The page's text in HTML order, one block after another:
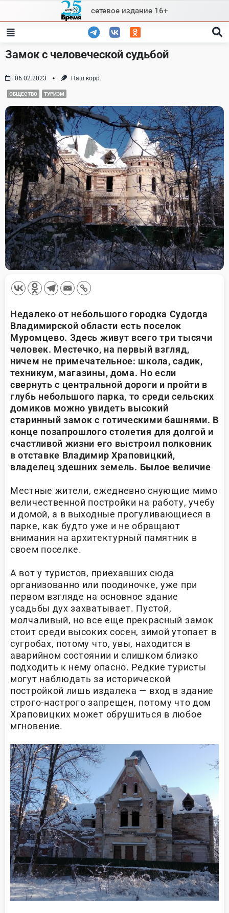
content
сетевое издание 16+
Замок с человеческой судьбой
06.02.2023 Наш корр.
ОБЩЕСТВО ТУРИЗМ
Недалеко от небольшого городка Судогда
Владимирской области есть поселок
Муромцево. Здесь живут всего три тысячи
человек. Местечко, на первый взгляд,
ничем не примечательное: школа, садик,
техникум, магазины, дома. Но если
свернуть с центральной дороги и пройти в
глубь небольшого парка, то среди сельских
домиков можно увидеть высокий
старинный замок с готическими башнями. В
конце позапрошлого столетия для долгой и
счастливой жизни его выстроил полковник
в отставке Владимир Храповицкий,
владелец здешних земель. Былое величие
Местные жители, ежедневно снующие мимо
величественной постройки на работу, учебу
и домой, а в выходные прогуливающиеся в
парке, как будто уже и не обращают
внимания на архитектурный памятник в
своем поселке.
А вот у туристов, приехавших сюда
организованно или поодиночке, уже при
первом взгляде на основное здание
усадьбы дух захватывает. Пустой,
молчаливый, но все еще прекрасный замок
стоит среди высоких сосен, зимой утопает в
сугробах, потому что, увы, находится в
аварийном состоянии и слишком близко
подходить к нему опасно. Редкие туристы
могут наблюдать за исторической
постройкой лишь издалека — вход в здание
строго-настрого запрещен, потому что дом
Храповицких может обрушиться в любое
мгновение.